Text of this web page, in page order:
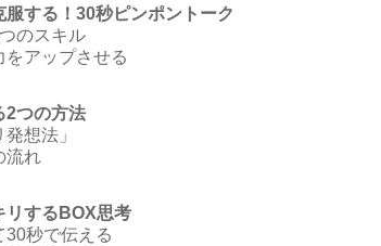
する！30秒ピンポントーク
のスキル
アップさせる
2つの方法
想法」
流れ
リするBOX思考
30秒で伝える